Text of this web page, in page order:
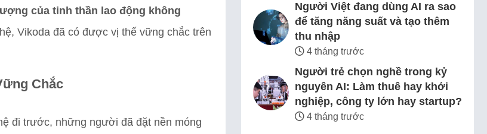
của tinh thần lao động không
Vikoda đã có được vị thế vững chắc trên
Chắc
đi trước, những người đã đặt nền móng
Người Việt đang dùng AI ra sao
để tăng năng suất và tạo thêm
thu nhập
4 tháng trước
Người trẻ chọn nghề trong kỷ
nguyên AI: Làm thuê hay khởi
nghiệp, công ty lớn hay startup?
4 tháng trước